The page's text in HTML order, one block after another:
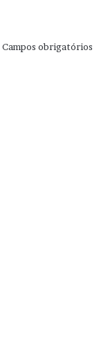
Campos obrigatórios